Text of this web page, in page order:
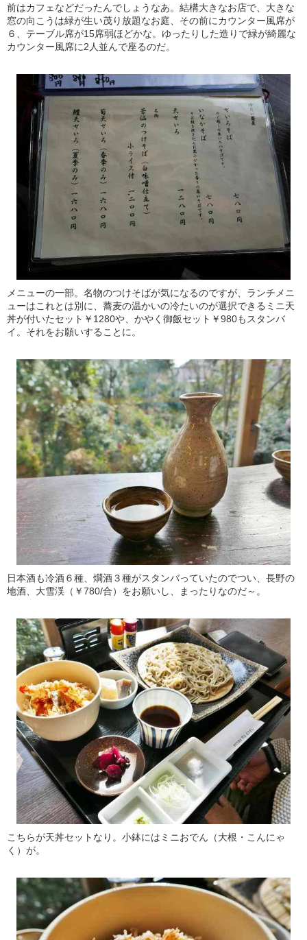
前はカフェなどだったんでしょうなあ。結構大きなお店で、大きな
窓の向こうは緑が生い茂り放題なお庭、その前にカウンター風席が
６、テーブル席が15席弱ほどかな。ゆったりした造りで緑が綺麗な
カウンター風席に2人並んで座るのだ。
メニューの一部。名物のつけそばが気になるのですが、ランチメニ
ューはこれとは別に、蕎麦の温かいの冷たいのが選択できるミニ天
丼が付いたセット￥1280や、かやく御飯セット￥980もスタンバ
イ。それをお願いすることに。
日本酒も冷酒６種、燗酒３種がスタンバっていたのでつい、長野の
地酒、大雪渓（￥780/合）をお願いし、まったりなのだ～。
こちらが天丼セットなり。小鉢にはミニおでん（大根・こんにゃ
く）が。